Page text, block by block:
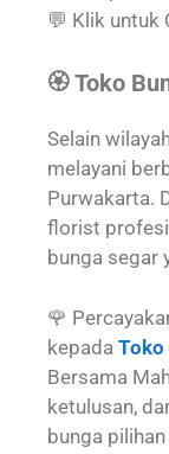
💬 Klik untuk
🏵️ Toko
Selain
melayani
Purwakarta.
florist
bunga segar
🌹
kepada Toko
Bersama
ketulusan,
bunga pilihan